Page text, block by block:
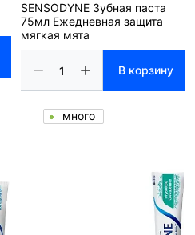
SENSODYNE Зубная паста
75мл Ежедневная защита
мягкая мята
В корзину
много